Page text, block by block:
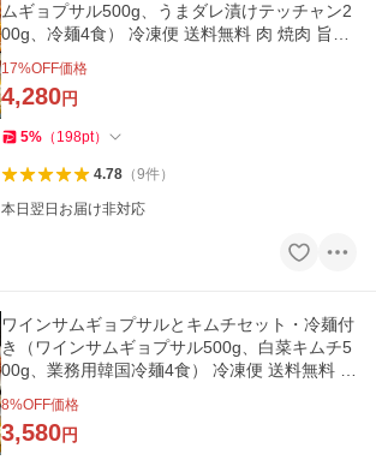
ムギョプサル500g、うまダレ漬けテッチャン2
00g、冷麺4食） 冷凍便 送料無料 肉 焼肉 旨辛
17%OFF価格
4,280円
5% （ 198pt）
4.78（9件）
本日翌日お届け非対応
ワインサムギョプサルとキムチセット・冷麺付
き（ワインサムギョプサル500g、白菜キムチ5
00g、業務用韓国冷麺4食） 冷凍便 送料無料 焼
8%OFF価格
3,580円